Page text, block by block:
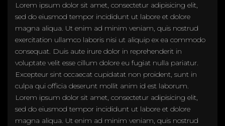
Lorem ipsum dolor sit amet, consectetur adipisicing elit,
sed do eiusmod tempor incididunt ut labore et dolore
magna aliqua. Ut enim ad minim veniam, quis nostrud
exercitation ullamco laboris nisi ut aliquip ex ea commodo
consequat. Duis aute irure dolor in reprehenderit in
voluptate velit esse cillum dolore eu fugiat nulla pariatur.
Excepteur sint occaecat cupidatat non proident, sunt in
culpa qui officia deserunt mollit anim id est laborum.
Lorem ipsum dolor sit amet, consectetur adipisicing elit,
sed do eiusmod tempor incididunt ut labore et dolore
magna aliqua. Ut enim ad minim veniam, quis nostrud